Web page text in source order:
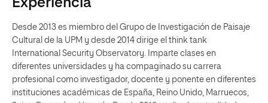
Experiencia
Desde 2013 es miembro del Grupo de Investigación de Paisaje
Cultural de la UPM y desde 2014 dirige el think tank
International Security Observatory. Imparte clases en
diferentes universidades y ha compaginado su carrera
profesional como investigador, docente y ponente en diferentes
instituciones académicas de España, Reino Unido, Marruecos,